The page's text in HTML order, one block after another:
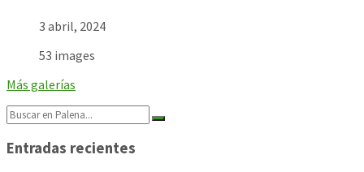
3 abril, 2024
53 images
Más galerías
Search:
Entradas recientes